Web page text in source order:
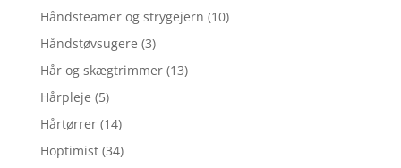
Håndsteamer og strygejern (10)
Håndstøvsugere (3)
Hår og skægtrimmer (13)
Hårpleje (5)
Hårtørrer (14)
Hoptimist (34)